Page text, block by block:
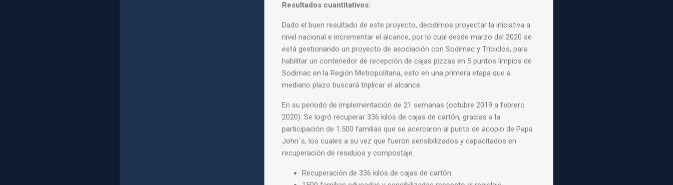
Resultados cuantitativos:
Dado el buen resultado de este proyecto, decidimos proyectar la iniciativa a
nivel nacional e incrementar el alcance, por lo cual desde marzo del 2020 se
está gestionando un proyecto de asociación con Sodimac y Triciclos, para
habilitar un contenedor de recepción de cajas pizzas en 5 puntos limpios de
Sodimac en la Región Metropolitana, esto en una primera etapa que a
mediano plazo buscará triplicar el alcance.
En su periodo de implementación de 21 semanas (octubre 2019 a febrero
2020): Se logró recuperar 336 kilos de cajas de cartón, gracias a la
participación de 1.500 familias que se acercaron al punto de acopio de Papa
John´s, los cuales a su vez que fueron sensibilizados y capacitados en
recuperación de residuos y compostaje.
Recuperación de 336 kilos de cajas de cartón.